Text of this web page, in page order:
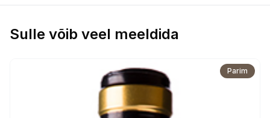
Sulle võib veel meeldida
Parim